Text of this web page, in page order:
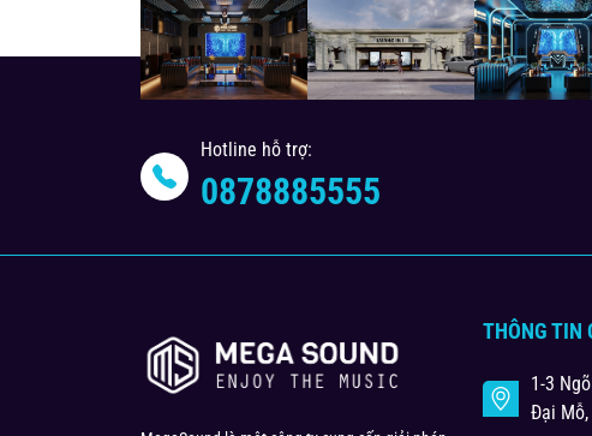
Hotline hỗ trợ:
0878885555
THÔNG TIN
1-3
Đại